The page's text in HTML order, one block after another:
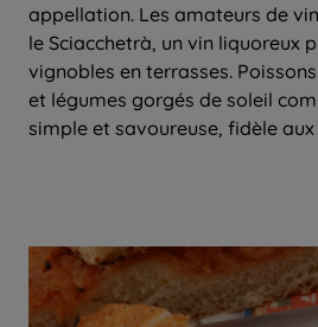
appellation. Les amateurs de
le Sciacchetrà, un vin liquoreux
vignobles en terrasses.
et légumes gorgés de soleil
simple et savoureuse, fidèle